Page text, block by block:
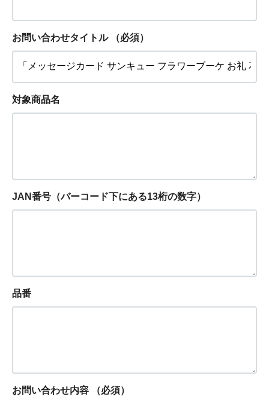
お問い合わせタイトル （必須）
対象商品名
JAN番号（バーコード下にある13桁の数字）
品番
お問い合わせ内容 （必須）